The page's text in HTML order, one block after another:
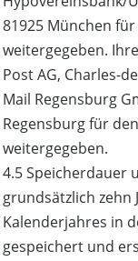
81925 München
weitergegeben.
Post AG, Charles-
Mail Regensburg
Regensburg für
weitergegeben.
4.5 Speicherdauer
grundsätzlich zehn
Kalenderjahres in
gespeichert und